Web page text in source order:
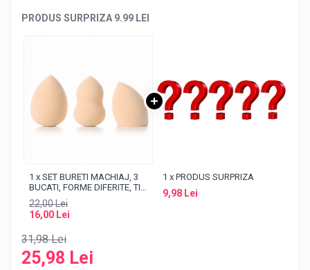
PRODUS SURPRIZA 9.99 LEI
1 x SET BURETI MACHIAJ, 3
BUCATI, FORME DIFERITE, TIP
BEAUTY BLENDER, PENTRU
APLICAREA UNIFORMA A
FONDULUI DE TEN SI
22,00 Lei
16,00 Lei
1 x PRODUS SURPRIZA
9,98 Lei
31,98 Lei
25,98 Lei